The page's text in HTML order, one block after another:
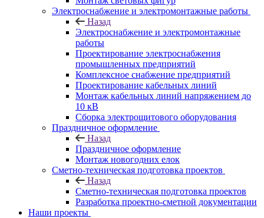
Электроснабжение и электромонтажные работы
Назад
Электроснабжение и электромонтажные
работы
Проектирование электроснабжения
промышленных предприятий
Комплексное снабжение предприятий
Проектирование кабельных линий
Монтаж кабельных линий напряжением до
10 кВ
Сборка электрощитового оборудования
Праздничное оформление
Назад
Праздничное оформление
Монтаж новогодних елок
Сметно-техническая подготовка проектов
Назад
Сметно-техническая подготовка проектов
Разработка проектно-сметной документации
Наши проекты